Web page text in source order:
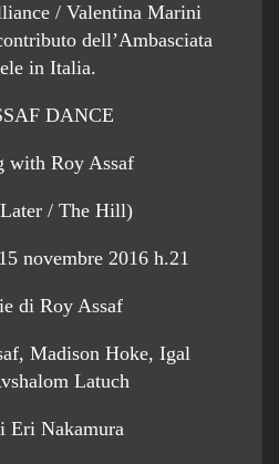
/ Valentina Marini
dell’Ambasciata
in Italia.
DANCE
with Roy Assaf
/ The Hill)
novembre 2016 h.21
di Roy Assaf
Madison Hoke, Igal
Latuch
Eri Nakamura